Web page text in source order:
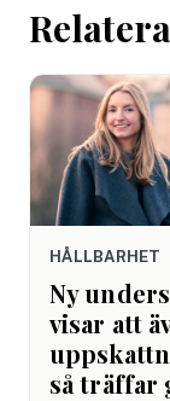
HÅLLBARHET
Ny
visar att
så träffar